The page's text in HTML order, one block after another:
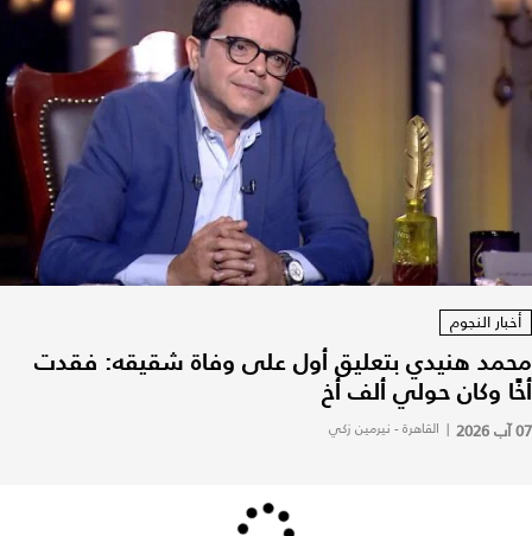
أخبار النجوم
محمد هنيدي بتعليق أول على وفاة شقيقه: فقدت
أخًا وكان حولي ألف أخ
07 آب 2026 | القاهرة - نيرمين زكي